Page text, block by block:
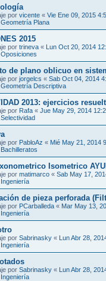
por vicente « Vie Ene 09, 2015
Geometría Plana
2015
por trineva « Lun Oct 20, 2014
Oposiciones
de plano oblicuo en
por jorgelcs « Sab Oct 04, 2014
Geometría Descriptiva
2013: ejercicios
por Rafa « Jue May 29, 2014
Selectividad
por PabloAz « Mié May 21, 2014
Bachilleratos
Isometrico
por matimarco « Sab May 17,
Ingeniería
de pieza perforada
por PCarballeda « Mar May 13,
Ingeniería
por Sabrinasky « Lun Abr 28,
Ingeniería
por Sabrinasky « Lun Abr 28,
Ingeniería